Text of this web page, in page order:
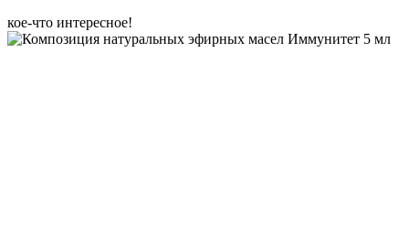
кое-что интересное!